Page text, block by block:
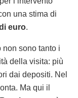
una stima di
euro.
sono tanto i
della visita: più
dai depositi. Nel
Ma qui il